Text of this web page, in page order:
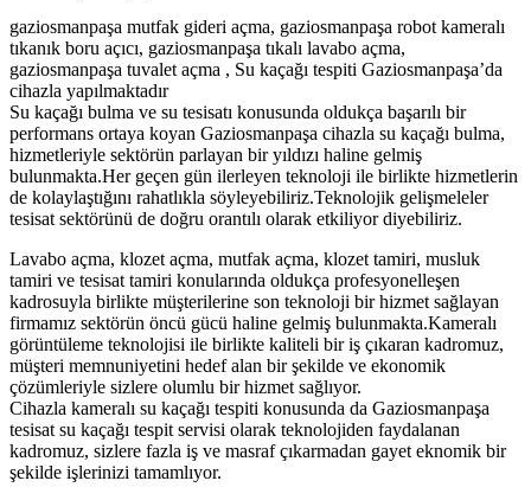
gaziosmanpaşa mutfak gideri açma, gaziosmanpaşa robot kameralı
tıkanık boru açıcı, gaziosmanpaşa tıkalı lavabo açma,
gaziosmanpaşa tuvalet açma , Su kaçağı tespiti Gaziosmanpaşa’da
cihazla yapılmaktadır
Su kaçağı bulma ve su tesisatı konusunda oldukça başarılı bir
performans ortaya koyan Gaziosmanpaşa cihazla su kaçağı bulma,
hizmetleriyle sektörün parlayan bir yıldızı haline gelmiş
bulunmakta.Her geçen gün ilerleyen teknoloji ile birlikte hizmetlerin
de kolaylaştığını rahatlıkla söyleyebiliriz.Teknolojik gelişmeleler
tesisat sektörünü de doğru orantılı olarak etkiliyor diyebiliriz.
Lavabo açma, klozet açma, mutfak açma, klozet tamiri, musluk
tamiri ve tesisat tamiri konularında oldukça profesyonelleşen
kadrosuyla birlikte müşterilerine son teknoloji bir hizmet sağlayan
firmamız sektörün öncü gücü haline gelmiş bulunmakta.Kameralı
görüntüleme teknolojisi ile birlikte kaliteli bir iş çıkaran kadromuz,
müşteri memnuniyetini hedef alan bir şekilde ve ekonomik
çözümleriyle sizlere olumlu bir hizmet sağlıyor.
Cihazla kameralı su kaçağı tespiti konusunda da Gaziosmanpaşa
tesisat su kaçağı tespit servisi olarak teknolojiden faydalanan
kadromuz, sizlere fazla iş ve masraf çıkarmadan gayet eknomik bir
şekilde işlerinizi tamamlıyor.